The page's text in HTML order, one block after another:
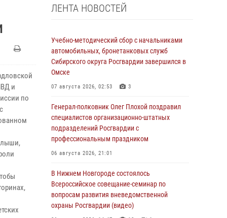
и
по
ЛЕНТА НОВОСТЕЙ
Учебно-методический сбор с начальниками
автомобильных, бронетанковых служб
Сибирского округа Росгвардии завершился в
Омске
07 августа 2026, 02:53 3
Генерал-полковник Олег Плохой поздравил
специалистов организационно-штатных
подразделений Росгвардии с
профессиональным праздником
06 августа 2026, 21:01
В Нижнем Новгороде состоялось
Всероссийское совещание-семинар по
вопросам развития вневедомственной
охраны Росгвардии (видео)